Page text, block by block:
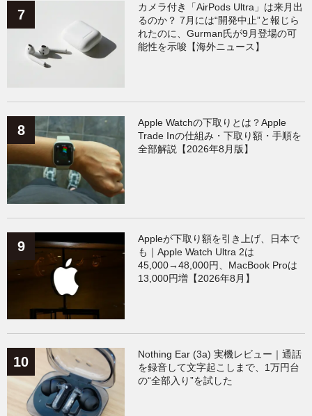
カメラ付き「AirPods Ultra」は来月出
るのか？ 7月には“開発中止”と報じら
れたのに、Gurman氏が9月登場の可
能性を示唆【海外ニュース】
Apple Watchの下取りとは？Apple
Trade Inの仕組み・下取り額・手順を
全部解説【2026年8月版】
Appleが下取り額を引き上げ、日本で
も｜Apple Watch Ultra 2は
45,000→48,000円、MacBook Proは
13,000円増【2026年8月】
Nothing Ear (3a) 実機レビュー｜通話
を録音して文字起こしまで、1万円台
の“全部入り”を試した